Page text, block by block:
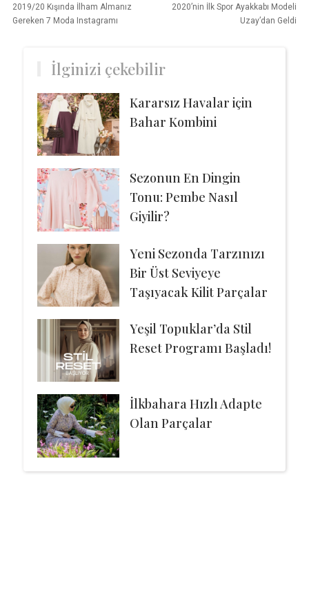
2019/20 Kışında İlham Almanız
Gereken 7 Moda Instagramı
2020’nin İlk Spor Ayakkabı Modeli
Uzay’dan Geldi
İlginizi çekebilir
Kararsız Havalar için
Bahar Kombini
Sezonun En Dingin
Tonu: Pembe Nasıl
Giyilir?
Yeni Sezonda Tarzınızı
Bir Üst Seviyeye
Taşıyacak Kilit Parçalar
Yeşil Topuklar’da Stil
Reset Programı Başladı!
İlkbahara Hızlı Adapte
Olan Parçalar